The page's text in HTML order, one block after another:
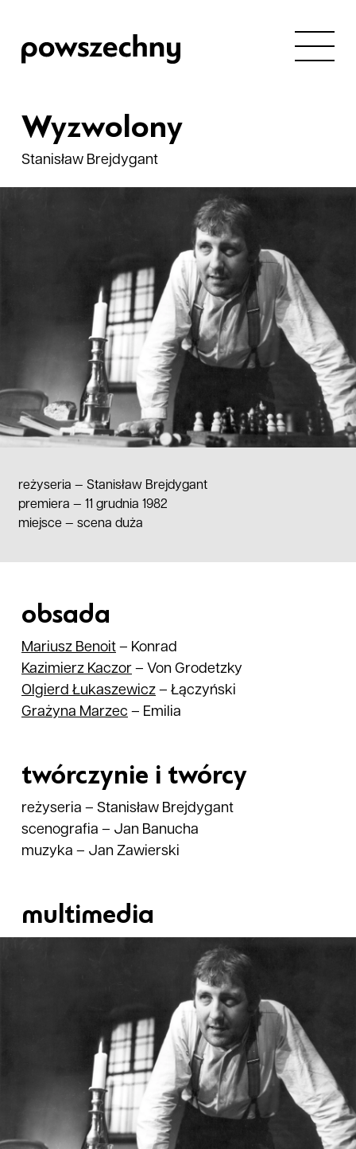
Wyzwolony
Stanisław Brejdygant
reżyseria — Stanisław Brejdygant
premiera — 11 grudnia 1982
miejsce — scena duża
obsada
Mariusz Benoit – Konrad
Kazimierz Kaczor – Von Grodetzky
Olgierd Łukaszewicz – Łączyński
Grażyna Marzec – Emilia
twórczynie i twórcy
reżyseria – Stanisław Brejdygant
scenografia – Jan Banucha
muzyka – Jan Zawierski
multimedia